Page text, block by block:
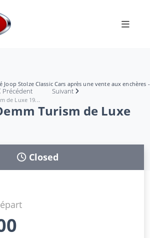
Joop Stolze Classic Cars après une vente aux enchères -
de Luxe 19...
Précédent Suivant
Turism de Luxe
Closed